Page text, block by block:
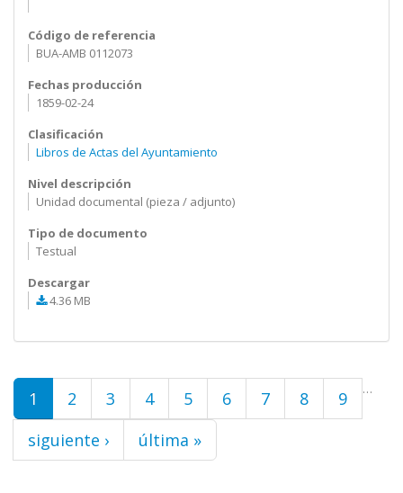
Código de referencia
BUA-AMB 0112073
Fechas producción
1859-02-24
Clasificación
Libros de Actas del Ayuntamiento
Nivel descripción
Unidad documental (pieza / adjunto)
Tipo de documento
Testual
Descargar
4.36 MB
Páginas
1 2 3 4 5 6 7 8 9 …
siguiente › última »